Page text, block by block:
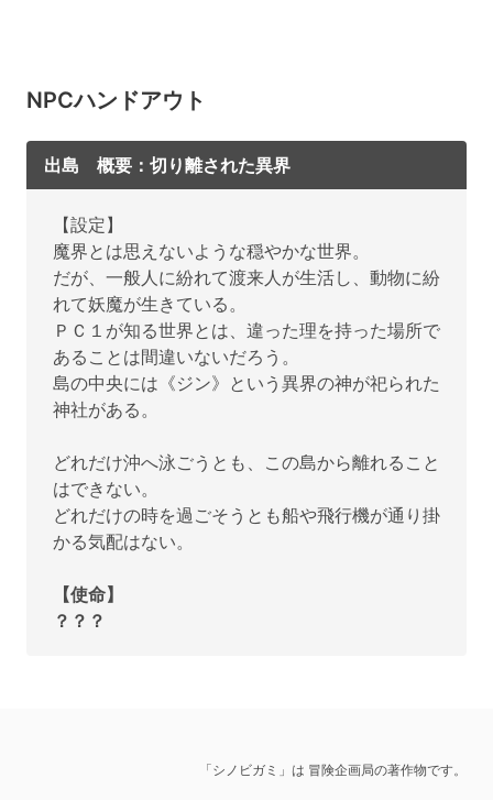
NPCハンドアウト
出島 概要：切り離された異界
【設定】
魔界とは思えないような穏やかな世界。
だが、一般人に紛れて渡来人が生活し、動物に紛
れて妖魔が生きている。
ＰＣ１が知る世界とは、違った理を持った場所で
あることは間違いないだろう。
島の中央には《ジン》という異界の神が祀られた
神社がある。
どれだけ沖へ泳ごうとも、この島から離れること
はできない。
どれだけの時を過ごそうとも船や飛行機が通り掛
かる気配はない。
【使命】
？？？
「シノビガミ」は 冒険企画局の著作物です。